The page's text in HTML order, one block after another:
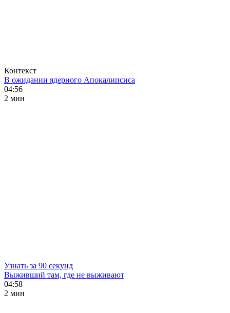
Контекст
В ожидании ядерного Апокалипсиса
04:56
2 мин
Узнать за 90 секунд
Выживший там, где не выживают
04:58
2 мин